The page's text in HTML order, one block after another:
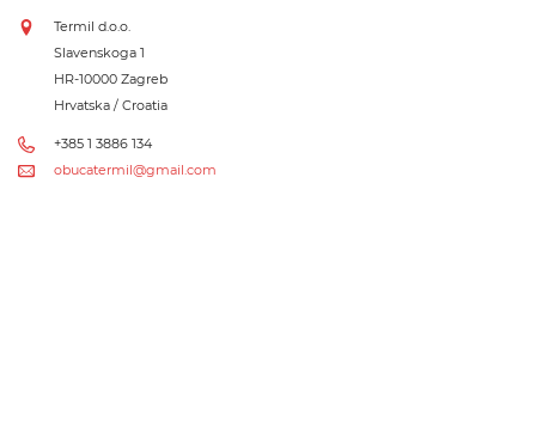
Termil d.o.o.
Slavenskoga 1
HR-10000 Zagreb
Hrvatska / Croatia
+385 1 3886 134
obucatermil@gmail.com